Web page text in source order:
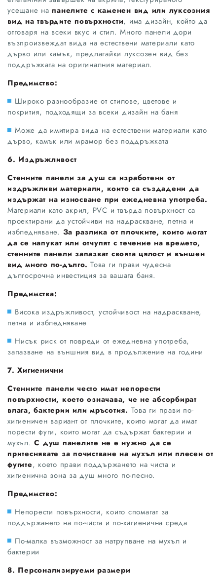
усещане напанелите с каменен вид или луксозния
вид на твърдите повърхности, има дизайн, който да
отговаря на всеки вкус и стил. Много панели дори
възпроизвеждат вида на естествени материали като
дърво или камък, предлагайки луксозен вид без
поддръжката на оригиналния материал.
Предимство:
Широко разнообразие от стилове, цветове и
покрития, подходящи за всеки дизайн на баня
Може да имитира вида на естествени материали като
дърво, камък или мрамор без поддръжката
6. Издръжливост
Стенните панели за душ са изработени от
издръжливи материали, които са създадени да
издържат на износване при ежедневна употреба.
Материали като акрил, PVC и твърда повърхност са
проектирани да устойчиви на надраскване, петна и
избледняване. За разлика от плочките, които могат
да се напукат или отчупят с течение на времето,
стенните панели запазват своята цялост и външен
вид много по-дълго. Това ги прави чудесна
дългосрочна инвестиция за вашата баня.
Предимства:
Висока издръжливост, устойчивост на надраскване,
петна и избледняване
Нисък риск от повреди от ежедневна употреба,
запазване на външния вид в продължение на години
7. Хигиенични
Стенните панели често имат непорести
повърхности, което означава, че не абсорбират
влага, бактерии или мръсотия. Това ги прави по-
хигиеничен вариант от плочките, които могат да имат
порести фуги, които могат да съдържат бактерии и
мухъл.С душ панелите не е нужно да се
притеснявате за почистване на мухъл или плесен от
фугите, което прави поддържането на чиста и
хигиенична зона за душ много по-лесно.
Предимство:
Непорести повърхности, които спомагат за
поддържането на по-чиста и по-хигиенична среда
По-малка възможност за натрупване на мухъл и
бактерии
8. Персонализируеми размери